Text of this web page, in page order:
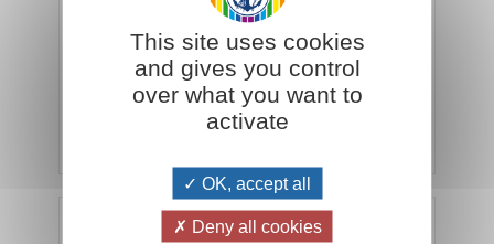
Ogni famiglia, deve diventare consapevole di
appartenere a insiemi sempre più vasti, fino alla
famiglia planetaria...
€ 4,28 Aggiungi al carrello
Il dovere di essere felici
This site uses cookies
and gives you control
over what you want to
activate
OK, accept all
Deny all cookies